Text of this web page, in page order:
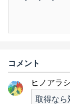
コメント
ヒノアラ
取得なら